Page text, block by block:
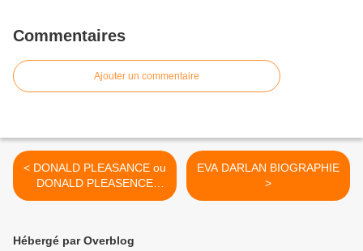
Commentaires
Ajouter un commentaire
< DONALD PLEASANCE ou
DONALD PLEASENCE
biographie
EVA DARLAN BIOGRAPHIE
>
Hébergé par Overblog